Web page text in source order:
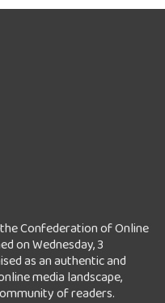
Confederation of Online
on Wednesday, 3
as an authentic and
media landscape,
of readers.